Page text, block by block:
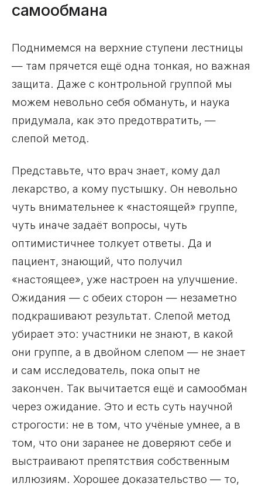
самообмана
Поднимемся на верхние ступени лестницы
— там прячется ещё одна тонкая, но важная
защита. Даже с контрольной группой мы
можем невольно себя обмануть, и наука
придумала, как это предотвратить, —
слепой метод.
Представьте, что врач знает, кому дал
лекарство, а кому пустышку. Он невольно
чуть внимательнее к «настоящей» группе,
чуть иначе задаёт вопросы, чуть
оптимистичнее толкует ответы. Да и
пациент, знающий, что получил
«настоящее», уже настроен на улучшение.
Ожидания — с обеих сторон — незаметно
подкрашивают результат. Слепой метод
убирает это: участники не знают, в какой
они группе, а в двойном слепом — не знает
и сам исследователь, пока опыт не
закончен. Так вычитается ещё и самообман
через ожидание. Это и есть суть научной
строгости: не в том, что учёные умнее, а в
том, что они заранее не доверяют себе и
выстраивают препятствия собственным
иллюзиям. Хорошее доказательство — то,